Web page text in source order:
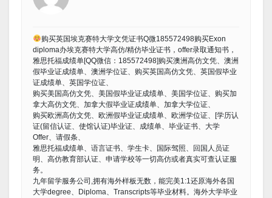
购买英国埃克赛特大学文凭证书Q微185572498购买Exon
diploma办埃克赛特大学高仿/精仿毕业证书，offer录取通知书，
雅思托福成绩单[QQ微信：185572498]购买澳洲高仿文凭、澳洲
假毕业证成绩单、澳洲学位证、购买英国高仿文凭、英国假毕业
证成绩单、英国学位证、
购买美国高仿文凭、美国假毕业证成绩单、美国学位证、购买加
拿大高仿文凭、加拿大假毕业证成绩单、加拿大学位证、
购买欧洲高仿文凭、欧洲假毕业证成绩单、欧洲学位证、[学历认
证(留信认证、使馆认证)毕业证、成绩单、毕业证书、大学
Offer、请假条、
雅思托福成绩单、语言证书、学生卡、国际驾照、回国人员证
明、高仿教育部认证、申请学校等一切高仿或者真实可查认证服
务。
九年留学服务公司,拥有海外样板无数，能完美1:1还原海外各国
大学degree、Diploma、Transcripts等毕业材料。海外大学毕业